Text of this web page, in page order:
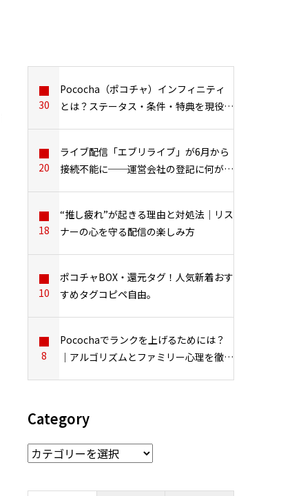
30
Pococha（ポコチャ）インフィニティ
とは？ステータス・条件・特典を現役イ
20
ライブ配信「エブリライブ」が6月から
接続不能に──運営会社の登記に何が？
18
“推し疲れ”が起きる理由と対処法｜リス
ナーの心を守る配信の楽しみ方
10
ポコチャBOX・還元タグ！人気新着おす
すめタグコピペ自由。
8
Pocochaでランクを上げるためには？
｜アルゴリズムとファミリー心理を徹底
Category
C
a